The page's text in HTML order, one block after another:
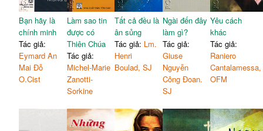
Bạn hãy là
chính minh
Tác giả:
Eymard An
Mai Đỗ
O.Cist
Làm sao tin
được có
Thiên Chúa
Tác giả:
Michel-Marie
Zanotti-
Sorkine
Tất cả đều là
ân sủng
Tác giả: Lm.
Henri
Boulad, SJ
Ngài đến đây
làm gì?
Tác giả:
Giuse
Nguyễn
Công Đoan.
SJ
Yêu cách
khác
Tác giả:
Raniero
Cantalamessa,
OFM